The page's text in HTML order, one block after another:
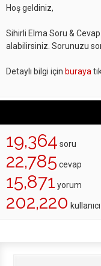
Hoş geldiniz,
Sihirli Elma Soru &
alabilirsiniz. Sorunuzu
Detaylı bilgi için buraya
19,364 soru
22,785 cevap
15,871 yorum
202,220 kullanıcı